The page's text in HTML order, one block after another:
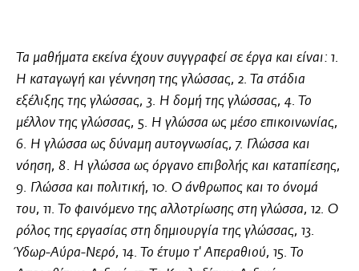
Τα μαθήματα εκείνα έχουν συγγραφεί σε έργα και είναι: 1.
Η καταγωγή και γέννηση της γλώσσας, 2. Τα στάδια
εξέλιξης της γλώσσας, 3. Η δομή της γλώσσας, 4. Το
μέλλον της γλώσσας, 5. Η γλώσσα ως μέσο επικοινωνίας,
6. Η γλώσσα ως δύναμη αυτογνωσίας, 7. Γλώσσα και
νόηση, 8. Η γλώσσα ως όργανο επιβολής και καταπίεσης,
9. Γλώσσα και πολιτική, 10. Ο άνθρωπος και το όνομά
του, 11. Το φαινόμενο της αλλοτρίωσης στη γλώσσα, 12. Ο
ρόλος της εργασίας στη δημιουργία της γλώσσας, 13.
Ύδωρ-Αύρα-Νερό, 14. Το έτυμο τ' Απεραθιού, 15. Το